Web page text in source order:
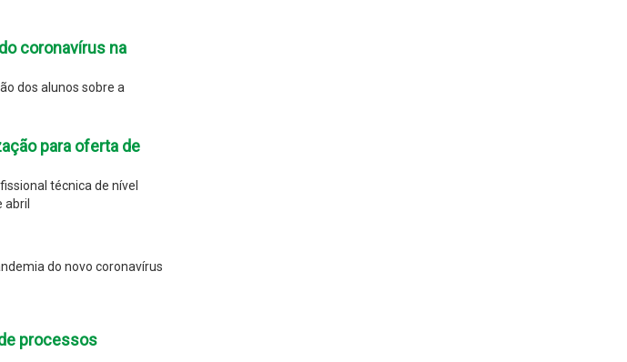
coronavírus na
dos alunos sobre a
para oferta de
técnica de nível
do novo coronavírus
processos